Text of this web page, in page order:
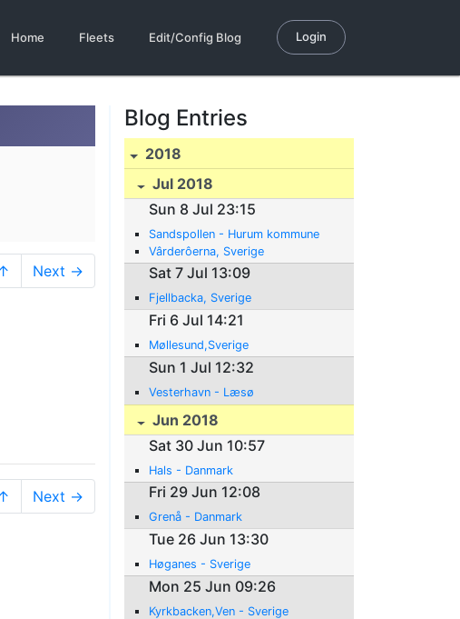
Home Fleets Edit/Config Blog Login
Next →
Next →
Blog Entries
2018
Jul 2018
Sun 8 Jul 23:15
Sandspollen - Hurum kommune
Vârderôerna, Sverige
Sat 7 Jul 13:09
Fjellbacka, Sverige
Fri 6 Jul 14:21
Møllesund,Sverige
Sun 1 Jul 12:32
Vesterhavn - Læsø
Jun 2018
Sat 30 Jun 10:57
Hals - Danmark
Fri 29 Jun 12:08
Grenå - Danmark
Tue 26 Jun 13:30
Høganes - Sverige
Mon 25 Jun 09:26
Kyrkbacken,Ven - Sverige